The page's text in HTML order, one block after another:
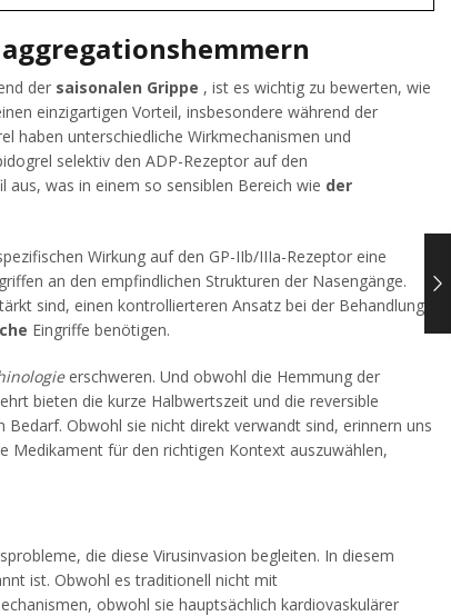
der saisonalen Grippe , ist es wichtig zu bewerten, wie
einzigartigen Vorteil, insbesondere während der
haben unterschiedliche Wirkmechanismen und
selektiv den ADP-Rezeptor auf den
was in einem so sensiblen Bereich wie der
Wirkung auf den GP-IIb/IIIa-Rezeptor eine
an den empfindlichen Strukturen der Nasengänge.
sind, einen kontrollierteren Ansatz bei der Behandlung
Eingriffe benötigen.
erschweren. Und obwohl die Hemmung der
bieten die kurze Halbwertszeit und die reversible
Obwohl sie nicht direkt verwandt sind, erinnern uns
Medikament für den richtigen Kontext auszuwählen,
die diese Virusinvasion begleiten. In diesem
ist. Obwohl es traditionell nicht mit
obwohl sie hauptsächlich kardiovaskulärer